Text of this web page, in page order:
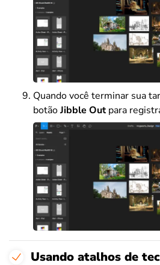
Quando você terminar sua
botãoJibble Outpara
Usando atalhos de